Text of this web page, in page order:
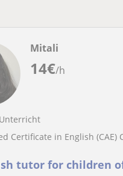
14€/h
Mitali
Certificate in English (CAE)
tutor for children